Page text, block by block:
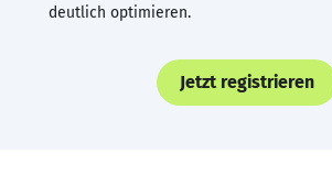
deutlich optimieren.
Jetzt registrieren